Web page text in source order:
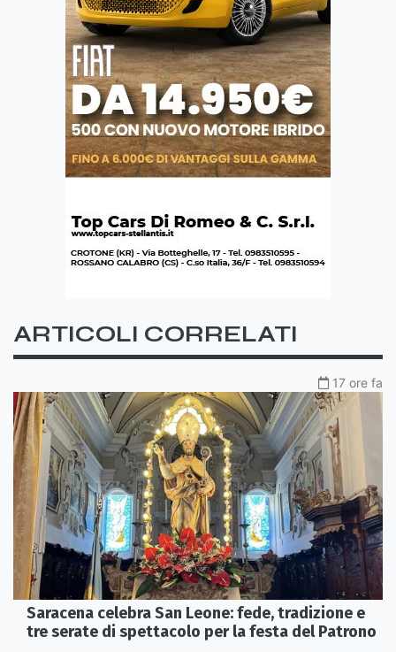
ARTICOLI CORRELATI
17 ore fa
Saracena celebra San Leone: fede, tradizione e
tre serate di spettacolo per la festa del Patrono